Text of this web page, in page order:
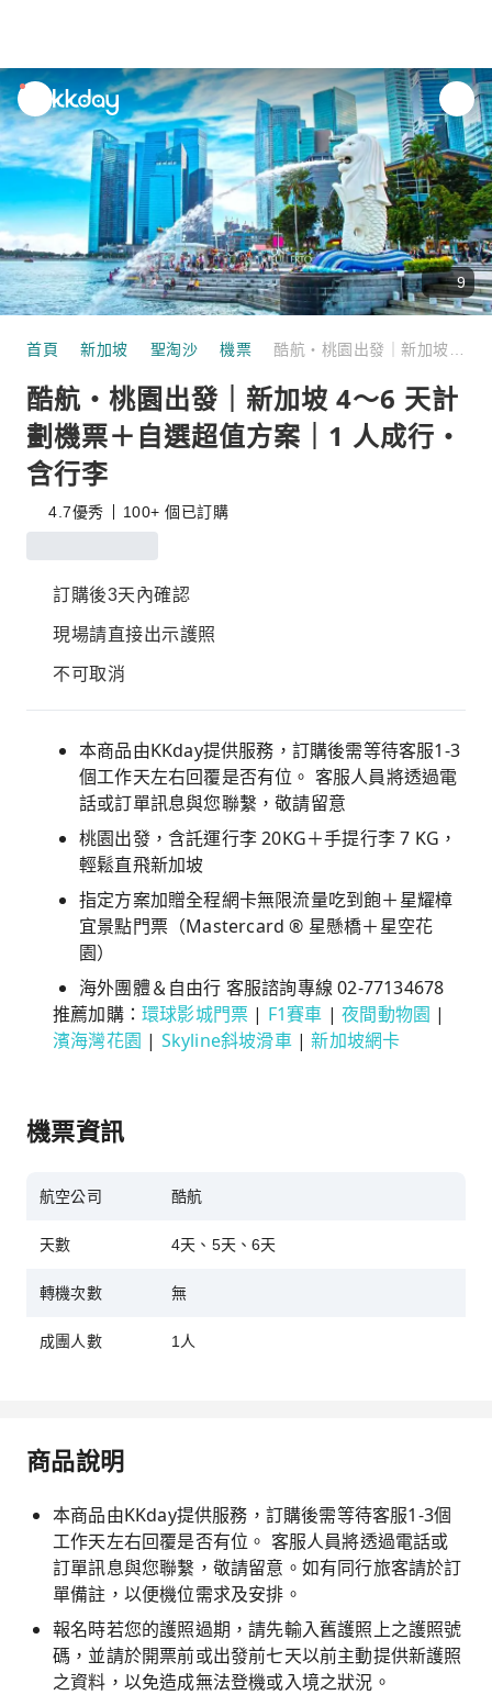
unread
notifications
9
首頁 新加坡 聖淘沙 機票
酷航・桃園出發｜新加坡 4～6 天計
劃機票＋自選超值方案｜1 人成行・
含行李
4.7優秀 100+ 個已訂購
訂購後3天內確認
現場請直接出示護照
不可取消
本商品由KKday提供服務，訂購後需等待客服1-3
個工作天左右回覆是否有位。 客服人員將透過電
話或訂單訊息與您聯繫，敬請留意
桃園出發，含託運行李 20KG＋手提行李 7 KG，
輕鬆直飛新加坡
指定方案加贈全程網卡無限流量吃到飽＋星耀樟
宜景點門票（Mastercard ® 星懸橋＋星空花
園）
海外團體＆自由行 客服諮詢專線 02-77134678
推薦加購： 環球影城門票 | F1賽車 |夜間動物園 |
濱海灣花園 | Skyline斜坡滑車|新加坡網卡
機票資訊
航空公司 酷航
天數 4天、5天、6天
轉機次數 無
成團人數 1人
商品說明
本商品由KKday提供服務，訂購後需等待客服1-3個
工作天左右回覆是否有位。 客服人員將透過電話或
訂單訊息與您聯繫，敬請留意。如有同行旅客請於訂
單備註，以便機位需求及安排。
報名時若您的護照過期，請先輸入舊護照上之護照號
碼，並請於開票前或出發前七天以前主動提供新護照
之資料，以免造成無法登機或入境之狀況。